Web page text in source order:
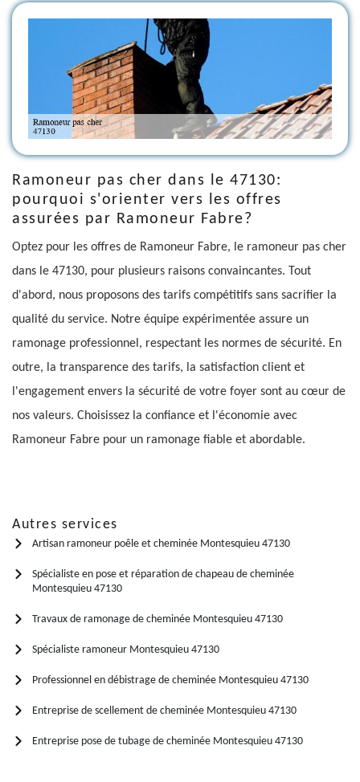
Ramoneur pas cher dans le 47130:
pourquoi s'orienter vers les offres
assurées par Ramoneur Fabre?
Optez pour les offres de Ramoneur Fabre, le ramoneur pas cher
dans le 47130, pour plusieurs raisons convaincantes. Tout
d'abord, nous proposons des tarifs compétitifs sans sacrifier la
qualité du service. Notre équipe expérimentée assure un
ramonage professionnel, respectant les normes de sécurité. En
outre, la transparence des tarifs, la satisfaction client et
l'engagement envers la sécurité de votre foyer sont au cœur de
nos valeurs. Choisissez la confiance et l'économie avec
Ramoneur Fabre pour un ramonage fiable et abordable.
Autres services
Artisan ramoneur poêle et cheminée Montesquieu 47130
Spécialiste en pose et réparation de chapeau de cheminée
Montesquieu 47130
Travaux de ramonage de cheminée Montesquieu 47130
Spécialiste ramoneur Montesquieu 47130
Professionnel en débistrage de cheminée Montesquieu 47130
Entreprise de scellement de cheminée Montesquieu 47130
Entreprise pose de tubage de cheminée Montesquieu 47130